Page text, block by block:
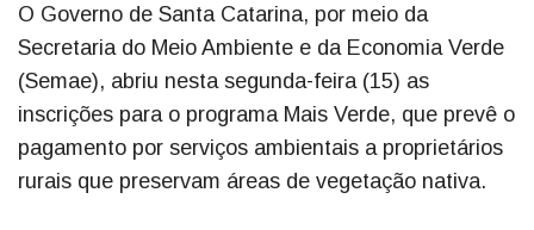
O Governo de Santa Catarina, por meio da
Secretaria do Meio Ambiente e da Economia Verde
(Semae), abriu nesta segunda-feira (15) as
inscrições para o programa Mais Verde, que prevê o
pagamento por serviços ambientais a proprietários
rurais que preservam áreas de vegetação nativa.